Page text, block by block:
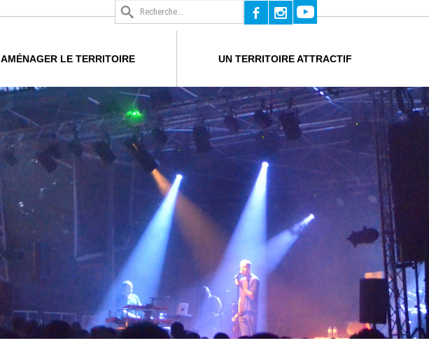
b x
AMÉNAGER LE TERRITOIRE UN TERRITOIRE ATTRACTIF